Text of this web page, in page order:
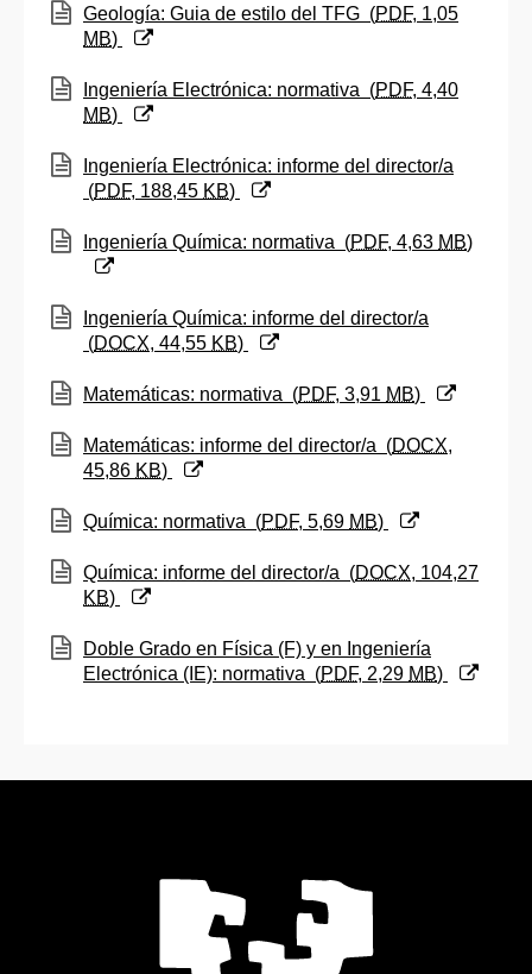
(Abre una nueva ventana)
Geología: Guia de estilo del TFG (PDF, 1,05
MB)
(Abre una nueva ventana)
Ingeniería Electrónica: normativa (PDF, 4,40
MB)
(Abre una nueva ventana)
Ingeniería Electrónica: informe del director/a
(PDF, 188,45 KB)
(Abre una nueva ventana)
Ingeniería Química: normativa (PDF, 4,63 MB)
(Abre una nueva ventana)
Ingeniería Química: informe del director/a
(DOCX, 44,55 KB)
(Abre una nueva ventana)
Matemáticas: normativa (PDF, 3,91 MB)
(Abre una nueva ventana)
Matemáticas: informe del director/a (DOCX,
45,86 KB)
(Abre una nueva ventana)
Química: normativa (PDF, 5,69 MB)
(Abre una nueva ventana)
Química: informe del director/a (DOCX, 104,27
KB)
(Abre una nueva ventana)
Doble Grado en Física (F) y en Ingeniería
Electrónica (IE): normativa (PDF, 2,29 MB)